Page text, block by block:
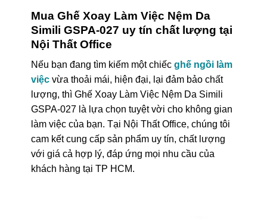
Mua Ghế Xoay Làm Việc Nệm Da
Simili GSPA-027 uy tín chất lượng tại
Nội Thất Office
Nếu bạn đang tìm kiếm một chiếc ghế ngồi làm
việcvừa thoải mái, hiện đại, lại đảm bảo chất
lượng, thì Ghế Xoay Làm Việc Nệm Da Simili
GSPA-027 là lựa chọn tuyệt vời cho không gian
làm việc của bạn. Tại Nội Thất Office, chúng tôi
cam kết cung cấp sản phẩm uy tín, chất lượng
với giá cả hợp lý, đáp ứng mọi nhu cầu của
khách hàng tại TP HCM.